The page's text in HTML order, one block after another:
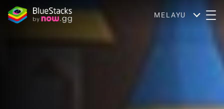
MELAYU